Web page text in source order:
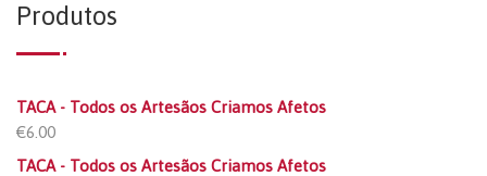
Produtos
TACA - Todos os Artesãos Criamos Afetos
€6.00
TACA - Todos os Artesãos Criamos Afetos